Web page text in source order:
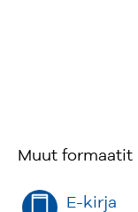
Muut formaatit
E-kirja